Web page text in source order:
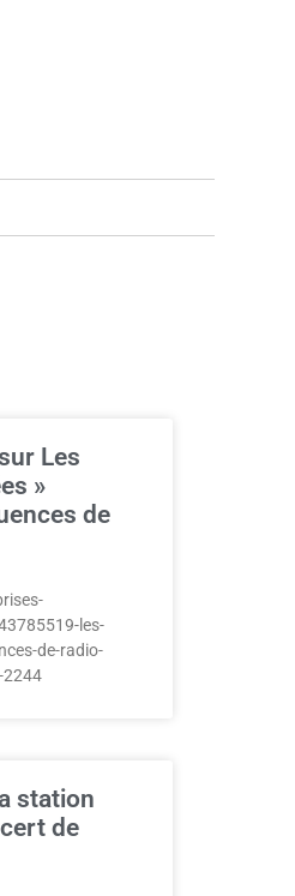
Les
»
de
les-
de-radio-
2244
station
de